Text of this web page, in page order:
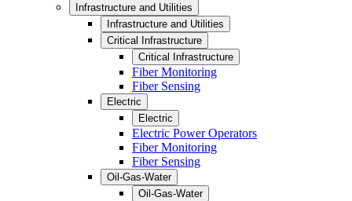
Infrastructure and Utilities
Infrastructure and Utilities
Critical Infrastructure
Critical Infrastructure
Fiber Monitoring
Fiber Sensing
Electric
Electric
Electric Power Operators
Fiber Monitoring
Fiber Sensing
Oil-Gas-Water
Oil-Gas-Water